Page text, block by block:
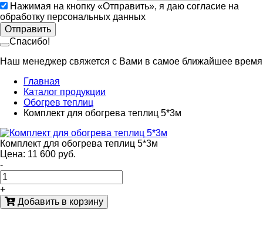
Нажимая на кнопку «Отправить», я даю согласие на
обработку персональных данных
Отправить
Спасибо!
Наш менеджер свяжется с Вами в самое ближайшее время
Главная
Каталог продукции
Обогрев теплиц
Комплект для обогрева теплиц 5*3м
Комплект для обогрева теплиц 5*3м
Цена: 11 600 руб.
-
+
Добавить в корзину